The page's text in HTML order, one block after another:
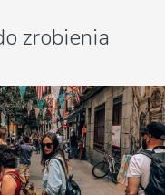
zrobienia